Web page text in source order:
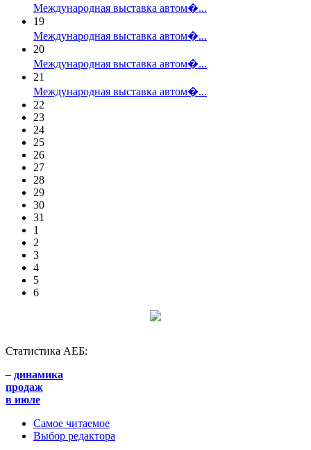
Международная выставка автом�...
19
Международная выставка автом�...
20
Международная выставка автом�...
21
Международная выставка автом�...
22
23
24
25
26
27
28
29
30
31
1
2
3
4
5
6
Статистика АЕБ:
– динамика
продаж
в июле
Самое читаемое
Выбор редактора